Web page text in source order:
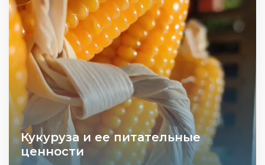
Кукуруза и ее питательные
ценности